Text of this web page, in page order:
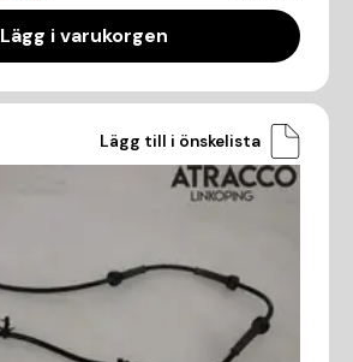
Lägg i varukorgen
Lägg till i önskelista